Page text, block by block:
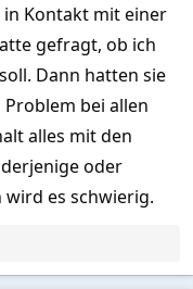
Kontakt mit einer
gefragt, ob ich
Dann hatten sie
bei allen
alles mit den
oder
es schwierig.